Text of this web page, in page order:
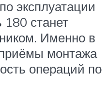
эксплуатации
станет
Именно в
монтажа
операций по